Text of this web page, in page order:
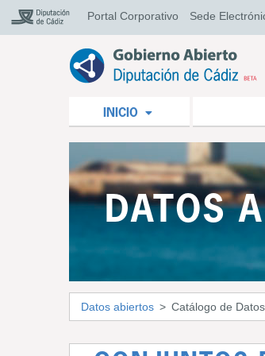
Portal Corporativo Sede
INICIO
DATOS
Datos abiertos Catálogo de Datos